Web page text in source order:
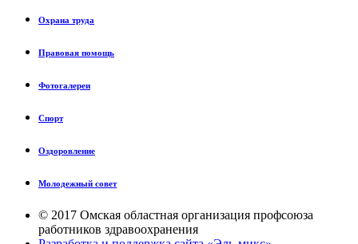
Охрана труда
Правовая помощь
Фотогалереи
Спорт
Оздоровление
Молодежный совет
© 2017 Омская областная организация профсоюза
работников здравоохранения